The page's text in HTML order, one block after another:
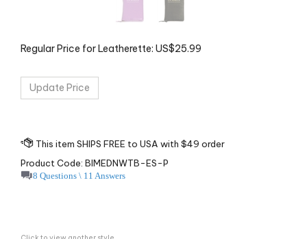
Regular Price for Leatherette: US$25.99
8 Questions \ 11 Answers